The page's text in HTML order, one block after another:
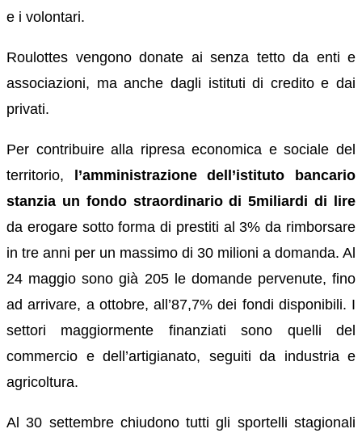
e i volontari.
Roulottes vengono donate ai senza tetto da enti e
associazioni, ma anche dagli istituti di credito e dai
privati.
Per contribuire alla ripresa economica e sociale del
territorio, l’amministrazione dell’istituto bancario
stanzia un fondo straordinario di 5miliardi di lire
da erogare sotto forma di prestiti al 3% da rimborsare
in tre anni per un massimo di 30 milioni a domanda. Al
24 maggio sono già 205 le domande pervenute, fino
ad arrivare, a ottobre, all’87,7% dei fondi disponibili. I
settori maggiormente finanziati sono quelli del
commercio e dell’artigianato, seguiti da industria e
agricoltura.
Al 30 settembre chiudono tutti gli sportelli stagionali